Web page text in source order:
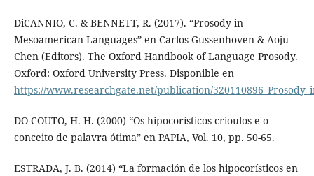
DiCANNIO, C. & BENNETT, R. (2017). “Prosody in
Mesoamerican Languages” en Carlos Gussenhoven & Aoju
Chen (Editors). The Oxford Handbook of Language Prosody.
Oxford: Oxford University Press. Disponible en
https://www.researchgate.net/publication/
DO COUTO, H. H. (2000) “Os hipocorísticos crioulos e o
conceito de palavra ótima” en PAPIA, Vol. 10, pp. 50-65.
ESTRADA, J. B. (2014) “La formación de los hipocorísticos en